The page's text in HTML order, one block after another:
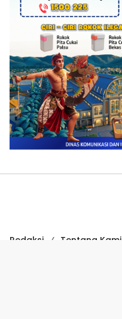
Redaksi Tentang Kami